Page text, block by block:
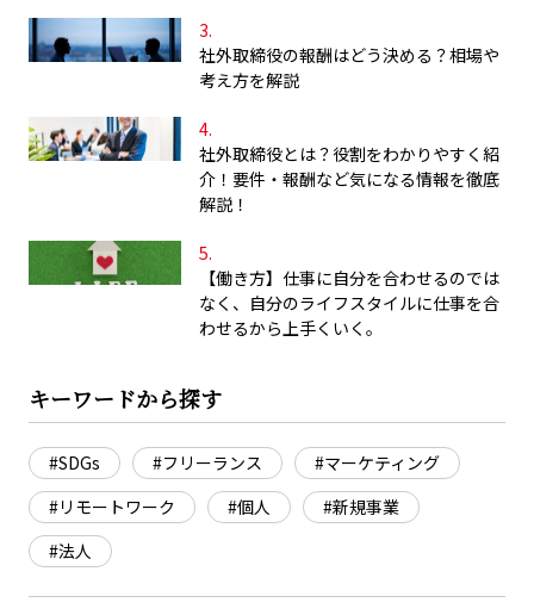
社外取締役の報酬はどう決める？相場や
考え方を解説
社外取締役とは？役割をわかりやすく紹
介！要件・報酬など気になる情報を徹底
解説！
【働き方】仕事に自分を合わせるのでは
なく、自分のライフスタイルに仕事を合
わせるから上手くいく。
キーワードから探す
#SDGs #フリーランス
#マーケティング
#リモートワーク
#個人
#新規事業
#法人